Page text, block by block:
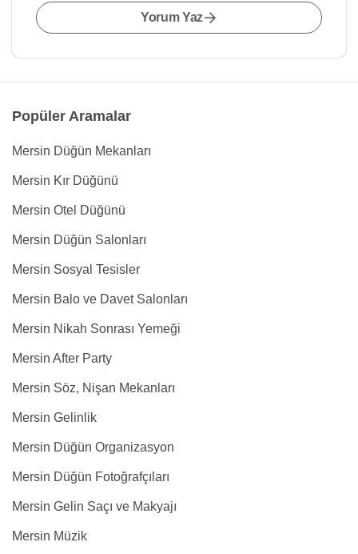
Yorum Yaz
Popüler Aramalar
Mersin Düğün Mekanları
Mersin Kır Düğünü
Mersin Otel Düğünü
Mersin Düğün Salonları
Mersin Sosyal Tesisler
Mersin Balo ve Davet Salonları
Mersin Nikah Sonrası Yemeği
Mersin After Party
Mersin Söz, Nişan Mekanları
Mersin Gelinlik
Mersin Düğün Organizasyon
Mersin Düğün Fotoğrafçıları
Mersin Gelin Saçı ve Makyajı
Mersin Müzik